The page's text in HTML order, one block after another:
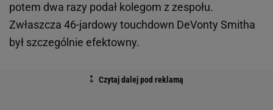
potem dwa razy podał kolegom z zespołu.
Zwłaszcza 46-jardowy touchdown DeVonty Smitha
był szczególnie efektowny.